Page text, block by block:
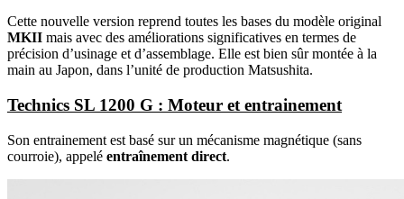
Cette nouvelle version reprend toutes les bases du modèle original
MKII mais avec des améliorations significatives en termes de
précision d’usinage et d’assemblage. Elle est bien sûr montée à la
main au Japon, dans l’unité de production Matsushita.
Technics SL 1200 G : Moteur et entrainement
Son entrainement est basé sur un mécanisme magnétique (sans
courroie), appelé entraînement direct.